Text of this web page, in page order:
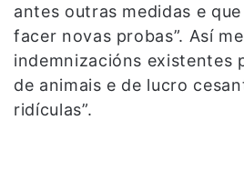
antes outras medidas e
facer novas probas”. Así
indemnizacións existentes
de animais e de lucro
ridículas”.